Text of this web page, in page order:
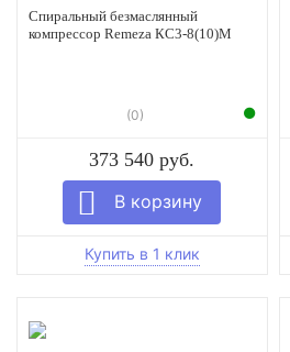
Спиральный безмаслянный
компрессор Remeza КС3-8(10)М
(0)
373 540 руб.